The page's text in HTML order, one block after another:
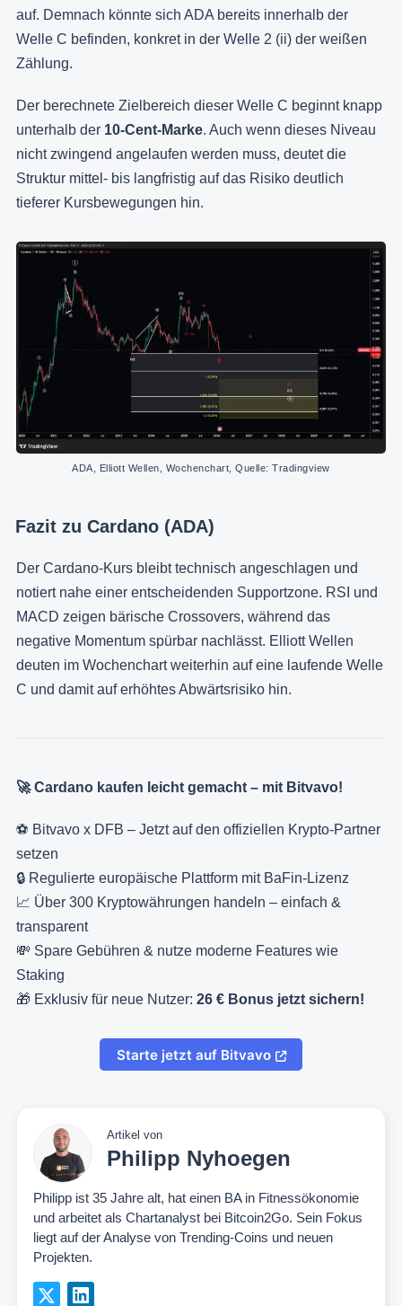
auf. Demnach könnte sich ADA bereits innerhalb der
Welle C befinden, konkret in der Welle 2 (ii) der weißen
Zählung.
Der berechnete Zielbereich dieser Welle C beginnt knapp
unterhalb der 10-Cent-Marke. Auch wenn dieses Niveau
nicht zwingend angelaufen werden muss, deutet die
Struktur mittel- bis langfristig auf das Risiko deutlich
tieferer Kursbewegungen hin.
ADA, Elliott Wellen, Wochenchart, Quelle: Tradingview
Fazit zu Cardano (ADA)
Der Cardano-Kurs bleibt technisch angeschlagen und
notiert nahe einer entscheidenden Supportzone. RSI und
MACD zeigen bärische Crossovers, während das
negative Momentum spürbar nachlässt. Elliott Wellen
deuten im Wochenchart weiterhin auf eine laufende Welle
C und damit auf erhöhtes Abwärtsrisiko hin.
🚀 Cardano kaufen leicht gemacht – mit Bitvavo!
⚽ Bitvavo x DFB – Jetzt auf den offiziellen Krypto-Partner
setzen
🔒 Regulierte europäische Plattform mit BaFin-Lizenz
📈 Über 300 Kryptowährungen handeln – einfach &
transparent
💸 Spare Gebühren & nutze moderne Features wie
Staking
🎁 Exklusiv für neue Nutzer: 26 € Bonus jetzt sichern!
Starte jetzt auf Bitvavo
Artikel von
Philipp Nyhoegen
Philipp ist 35 Jahre alt, hat einen BA in Fitnessökonomie
und arbeitet als Chartanalyst bei Bitcoin2Go. Sein Fokus
liegt auf der Analyse von Trending-Coins und neuen
Projekten.